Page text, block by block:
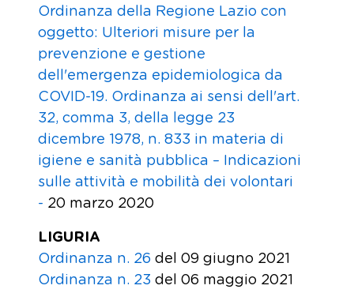
Ordinanza della Regione Lazio con
oggetto: Ulteriori misure per la
prevenzione e gestione
dell'emergenza epidemiologica da
COVID-19. Ordinanza ai sensi dell'art.
32, comma 3, della legge 23
dicembre 1978, n. 833 in materia di
igiene e sanità pubblica – Indicazioni
sulle attività e mobilità dei volontari
- 20 marzo 2020
LIGURIA
Ordinanza n. 26 del 09 giugno 2021
Ordinanza n. 23 del 06 maggio 2021